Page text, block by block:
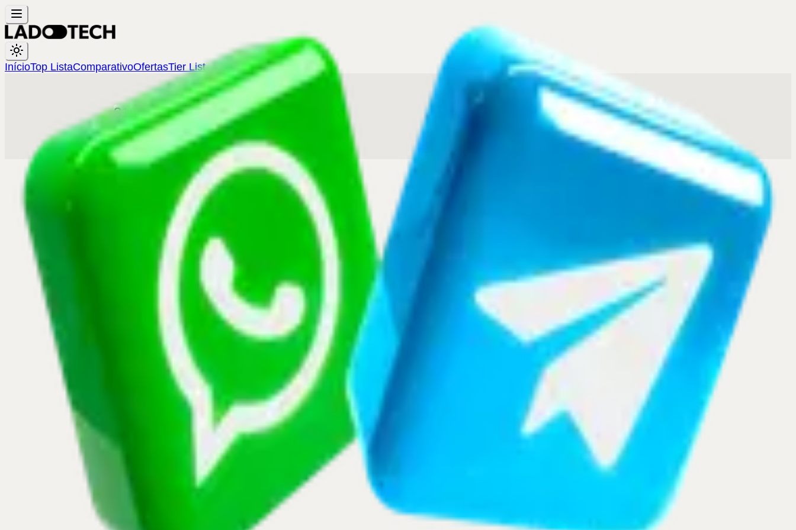
InícioTop ListaComparativoOfertasTier List
3180pessoas já estão economizando
WHATSAPPTELEGRAM
Grupo 100% gratuito
Lado Tech. Todos os direitos reservados.